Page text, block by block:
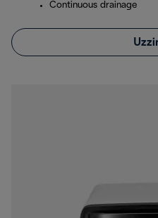
Continuous drainage